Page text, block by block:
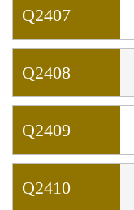
Q2407
Q2408
Q2409
Q2410